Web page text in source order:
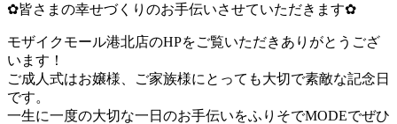
✿皆さまの幸せづくりのお手伝いさせていただきます✿
モザイクモール港北店のHPをご覧いただきありがとうござ
います！
ご成人式はお嬢様、ご家族様にとっても大切で素敵な記念日
です。
一生に一度の大切な一日のお手伝いをふりそでMODEでぜひ